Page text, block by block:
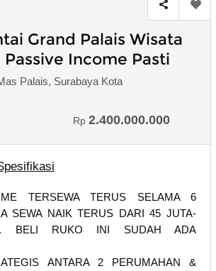
Grand Palais Wisata
Income Pasti
Palais, Surabaya Kota
Rp 2.400.000.000
TERSEWA TERUS SELAMA 6
SEWA NAIK TERUS DARI 45 JUTA-
BELI RUKO INI SUDAH ADA
ANTARA 2 PERUMAHAN &